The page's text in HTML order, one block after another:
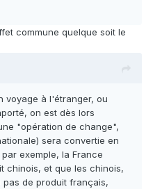
commune quelque soit le
voyage à l'étranger, ou
on est dès lors
"opération de change",
sera convertie en
exemple, la France
chinois, et que les chinois,
de produit français,